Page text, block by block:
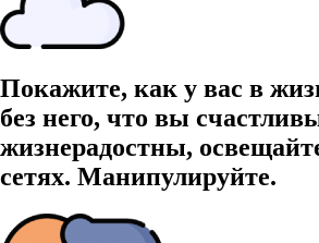
Покажите, как у вас в
без него, что вы
жизнерадостны,
сетях. Манипулируйте.